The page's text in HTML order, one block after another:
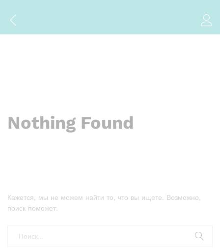
Nothing Found
Кажется, мы не можем найти то, что вы ищете. Возможно,
поиск поможет.